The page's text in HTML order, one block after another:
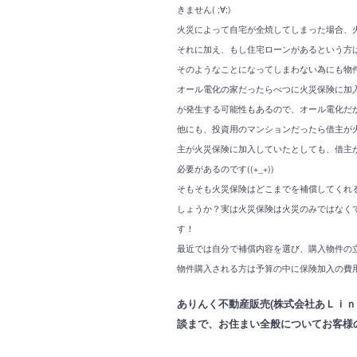
きません( ;∀;)
火災によって自宅が全焼してしまった場合
それに加え、もし住宅ローンがあるという
そのようなことになってしまわない為にも
オール電化の家だったらべつに火災保険に
が発生する可能性もあるので、オール電化
他にも、投資用のマンションだったら借主
主が火災保険に加入していたとしても、借
必要があるのです((+_+))
そもそも火災保険はどこまでを補償してく
しょうか？実は火災保険は火災のみではな
す！
最近では自分で補償内容を選び、購入物件
物件購入される方は予算の中に保険加入の
ありんく不動産販売(株式会社あＬｉ
談まで、お住まい全般についてお客